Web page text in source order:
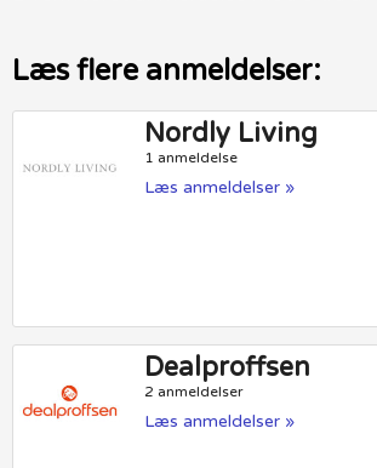
Læs flere anmeldelser:
Nordly Living
1 anmeldelse
Læs anmeldelser »
Dealproffsen
2 anmeldelser
Læs anmeldelser »